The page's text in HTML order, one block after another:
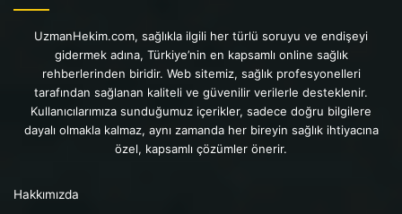
UzmanHekim.com, sağlıkla ilgili her türlü soruyu ve endişeyi
gidermek adına, Türkiye’nin en kapsamlı online sağlık
rehberlerinden biridir. Web sitemiz, sağlık profesyonelleri
tarafından sağlanan kaliteli ve güvenilir verilerle desteklenir.
Kullanıcılarımıza sunduğumuz içerikler, sadece doğru bilgilere
dayalı olmakla kalmaz, aynı zamanda her bireyin sağlık ihtiyacına
özel, kapsamlı çözümler önerir.
Hakkımızda